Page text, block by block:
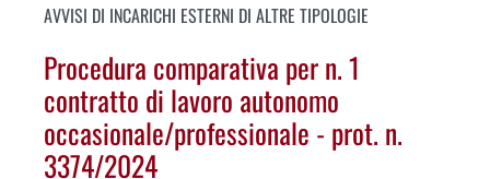
AVVISI DI INCARICHI ESTERNI DI ALTRE TIPOLOGIE
Procedura comparativa per n. 1
contratto di lavoro autonomo
occasionale/professionale - prot. n.
3374/2024